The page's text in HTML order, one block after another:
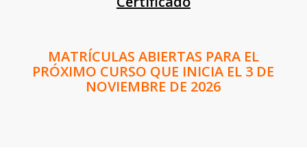
MATRÍCULAS ABIERTAS PARA EL
PRÓXIMO CURSO QUE INICIA EL 3 DE
NOVIEMBRE DE 2026